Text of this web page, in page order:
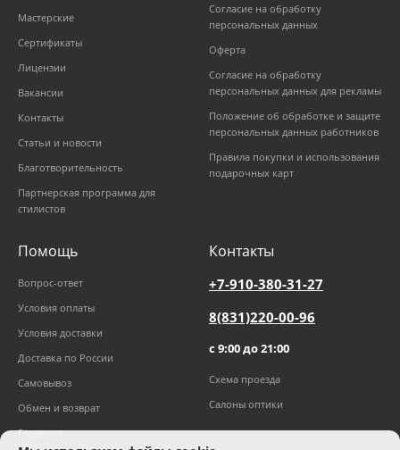
Мастерские
Сертификаты
Лицензии
Вакансии
Контакты
Статьи и новости
Благотворительность
Партнерская программа для
стилистов
Согласие на обработку
персональных данных
Оферта
Согласие на обработку
персональных данных для рекламы
Положение об обработке и защите
персональных данных работников
Правила покупки и использования
подарочных карт
Помощь
Вопрос-ответ
Условия оплаты
Условия доставки
Доставка по России
Самовывоз
Обмен и возврат
Гарантии
Контакты
+7-910-380-31-27
8(831)220-00-96
с 9:00 до 21:00
Схема проезда
Салоны оптики